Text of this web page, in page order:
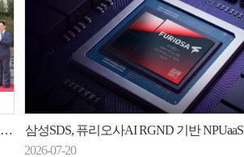
삼성SDS, 퓨리오사AI RGND 기반 NPUaaS 출시
2026-07-20